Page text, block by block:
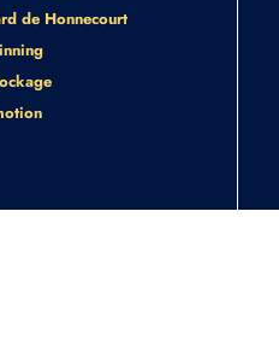
de Honnecourt